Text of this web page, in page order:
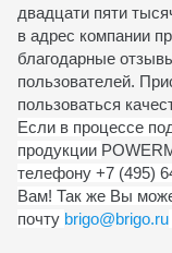
двадцати пяти
в адрес компании
благодарные
пользователей.
пользоваться
Если в процессе
продукции
телефону +7 (495)
Вам! Так же Вы
почту brigo@brigo.ru